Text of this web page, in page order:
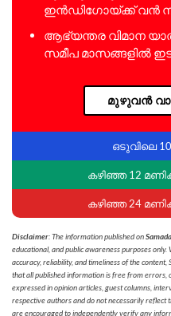
ഇൻഡിഗോയ്ക്ക് വൻ
ആഭ്യന്തര വിമാന
സമീപ മാസങ്ങളിൽ
മുഴുവൻ
ഒടുവിലെ
കഴിഞ്ഞ 12
കഴിഞ്ഞ 24
Disclaimer: The information published on
educational, and public awareness purposes
accuracy, reliability, and timeliness of the
that all published information is free from errors,
expressed in opinion articles, guest columns,
respective authors and do not necessarily reflect
are encouraged to independently verify any